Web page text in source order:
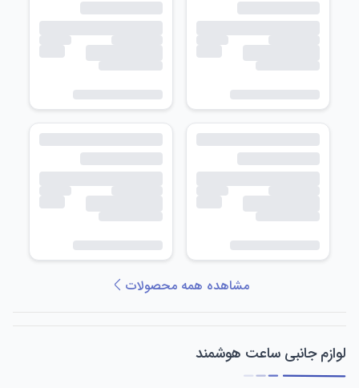
مشاهده همه محصولات
لوازم جانبی ساعت هوشمند